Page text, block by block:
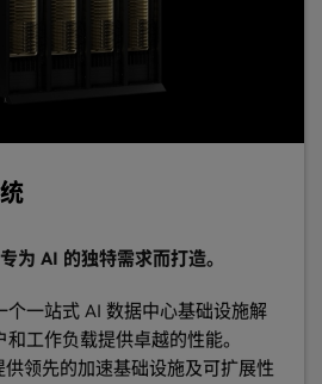
为 AI 的独特需求而打造。
个一站式 AI 数据中心基础设施解
工作负载提供卓越的性能。
领先的加速基础设施及可扩展性